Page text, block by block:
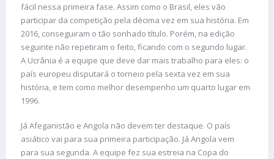
fácil nessa primeira fase. Assim como o Brasil, eles vão
participar da competição pela décima vez em sua história. Em
2016, conseguiram o tão sonhado título. Porém, na edição
seguinte não repetiram o feito, ficando com o segundo lugar.
A Ucrânia é a equipe que deve dar mais trabalho para eles: o
país europeu disputará o torneio pela sexta vez em sua
história, e tem como melhor desempenho um quarto lugar em
1996.
Já Afeganistão e Angola não devem ter destaque. O país
asiático vai para sua primeira participação. Já Angola vem
para sua segunda. A equipe fez sua estreia na Copa do